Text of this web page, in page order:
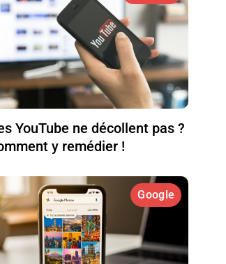
YouTube ne décollent pas ?
y remédier !
Google